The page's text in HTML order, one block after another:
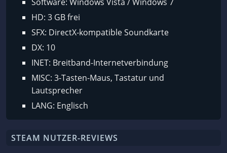
HD: 3 GB frei
SFX: DirectX-kompatible Soundkarte
DX: 10
INET: Breitband-Internetverbindung
MISC: 3-Tasten-Maus, Tastatur und
Lautsprecher
LANG: Englisch
STEAM NUTZER-REVIEWS